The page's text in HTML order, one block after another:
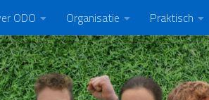
ODO Organisatie Praktisch